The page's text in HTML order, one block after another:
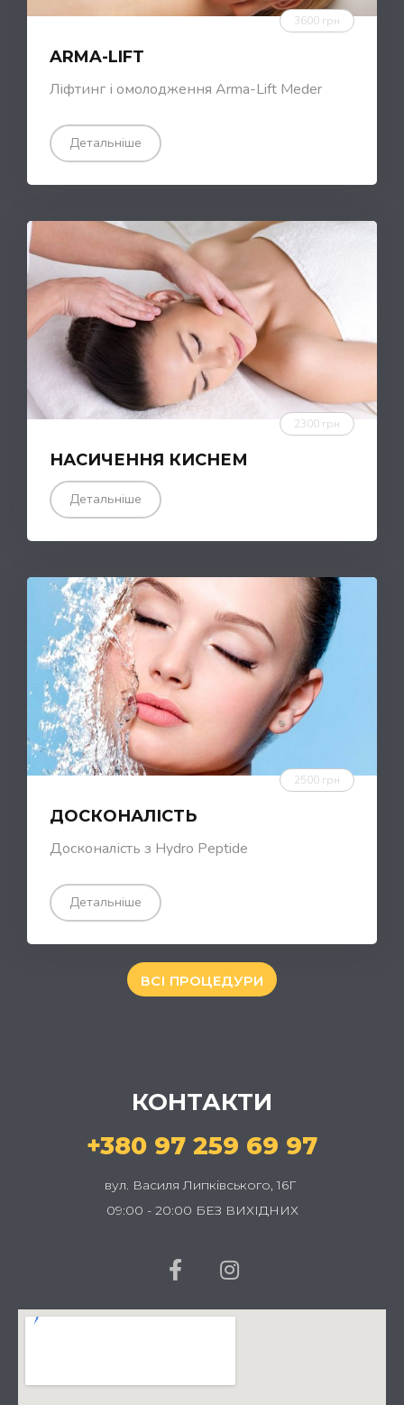
3600 грн
ARMA-LIFT
Ліфтинг і омолодження Arma-Lift Meder
Детальніше
2300 грн
НАСИЧЕННЯ КИСНЕМ
Детальніше
2500 грн
ДОСКОНАЛІСТЬ
Досконалість з Hydro Peptide
Детальніше
ВСІ ПРОЦЕДУРИ
КОНТАКТИ
+380 97 259 69 97
вул. Василя Липківського, 16Г
09:00 - 20:00 БЕЗ ВИХІДНИХ